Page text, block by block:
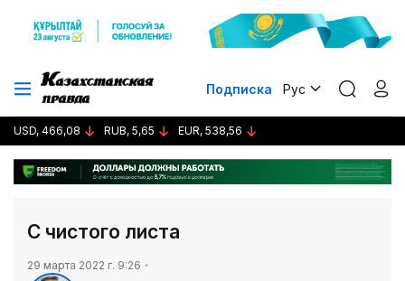
Подписка Рус
USD, 466,08 RUB, 5,65 EUR, 538,56
С чистого листа
29 марта 2022 г. 9:26